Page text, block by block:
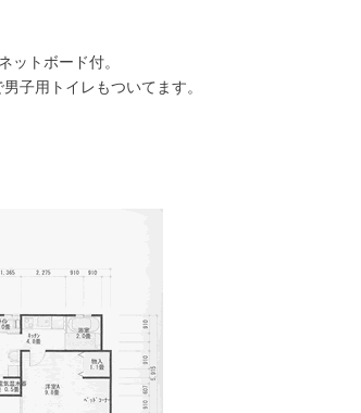
トボード付。
子用トイレもついてます。